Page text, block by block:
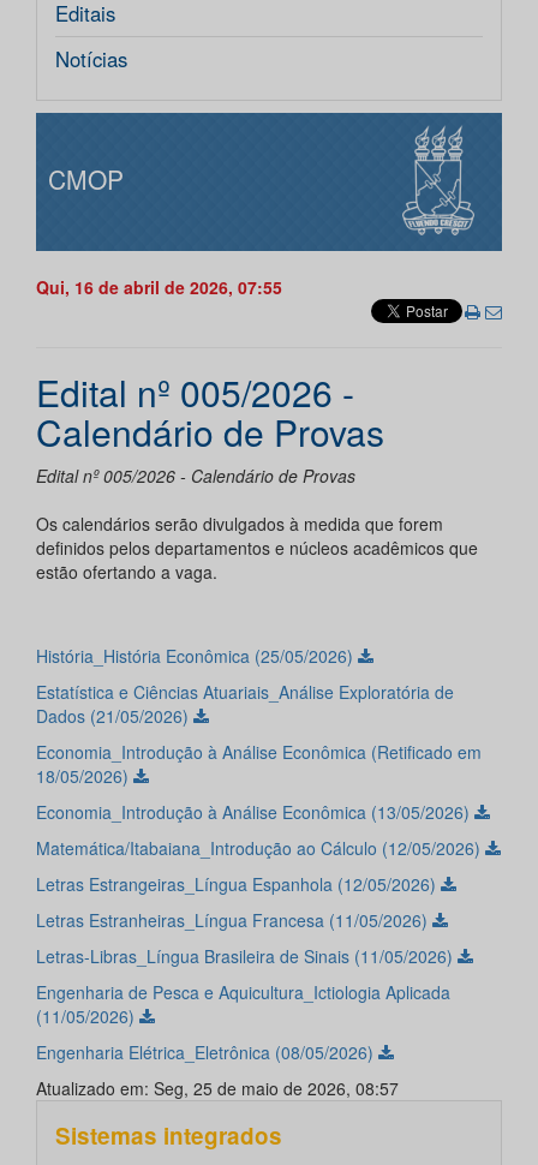
Editais
Notícias
CMOP
Qui, 16 de abril de 2026, 07:55
Edital nº 005/2026 -
Calendário de Provas
Edital nº 005/2026 - Calendário de Provas
Os calendários serão divulgados à medida que forem
definidos pelos departamentos e núcleos acadêmicos que
estão ofertando a vaga.
História_História Econômica (25/05/2026)
Estatística e Ciências Atuariais_Análise Exploratória de
Dados (21/05/2026)
Economia_Introdução à Análise Econômica (Retificado em
18/05/2026)
Economia_Introdução à Análise Econômica (13/05/2026)
Matemática/Itabaiana_Introdução ao Cálculo (12/05/2026)
Letras Estrangeiras_Língua Espanhola (12/05/2026)
Letras Estranheiras_Língua Francesa (11/05/2026)
Letras-Libras_Língua Brasileira de Sinais (11/05/2026)
Engenharia de Pesca e Aquicultura_Ictiologia Aplicada
(11/05/2026)
Engenharia Elétrica_Eletrônica (08/05/2026)
Atualizado em: Seg, 25 de maio de 2026, 08:57
Sistemas integrados